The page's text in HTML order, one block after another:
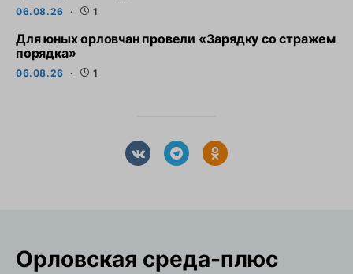
06.08.26 1
Для юных орловчан провели «Зарядку со стражем
порядка»
06.08.26 1
Орловская cреда-плюс